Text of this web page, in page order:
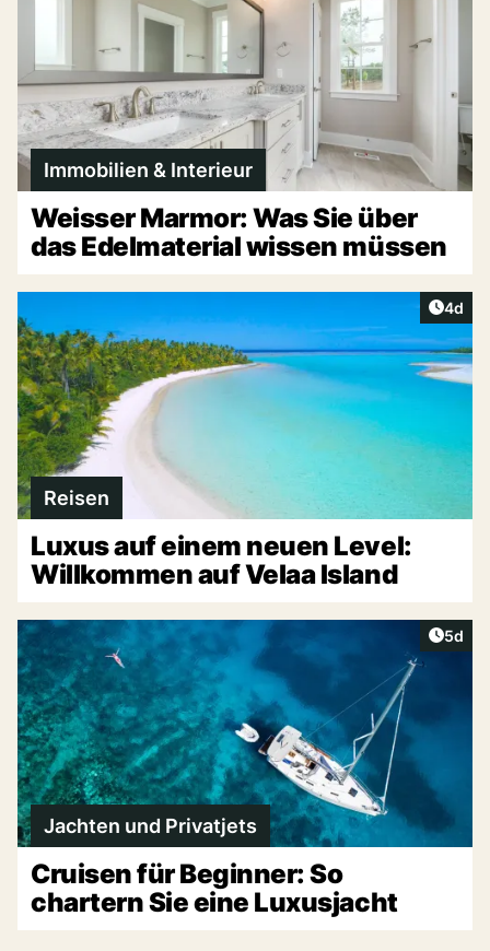
Immobilien & Interieur
Weisser Marmor: Was Sie über
das Edelmaterial wissen müssen
4d
Reisen
Luxus auf einem neuen Level:
Willkommen auf Velaa Island
5d
Jachten und Privatjets
Cruisen für Beginner: So
chartern Sie eine Luxusjacht